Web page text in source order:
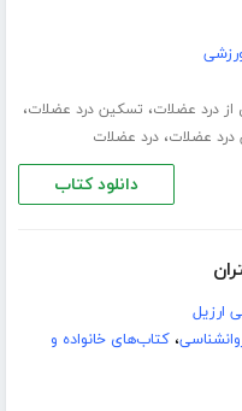
از درد عضلات، تسکین درد عضلات،
درد عضلات،درد عضلات
دانلود کتاب
ارزیل
،کتاب‌های خانواده و